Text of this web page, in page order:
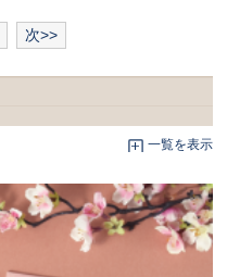
次>>
一覧を表示